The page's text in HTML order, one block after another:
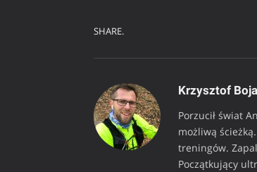
SHARE.
Krzysztof
Porzucił świat
możliwą
treningów.
Początkujący